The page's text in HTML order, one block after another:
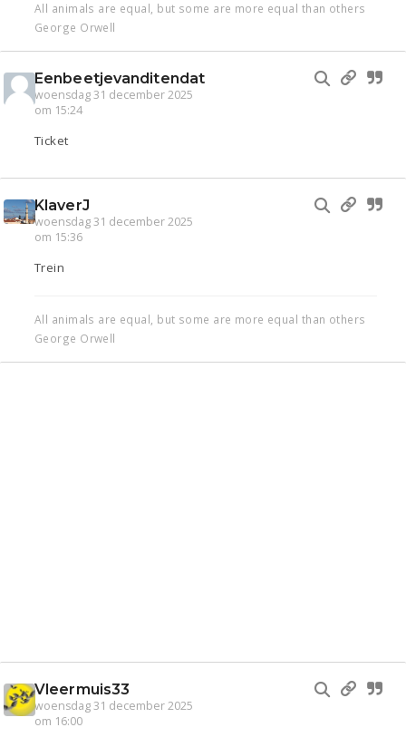
All animals are equal, but some are more equal than others
George Orwell
Eenbeetjevanditendat
woensdag 31 december 2025
om 15:24
Ticket
KlaverJ
woensdag 31 december 2025
om 15:36
Trein
All animals are equal, but some are more equal than others
George Orwell
Vleermuis33
woensdag 31 december 2025
om 16:00